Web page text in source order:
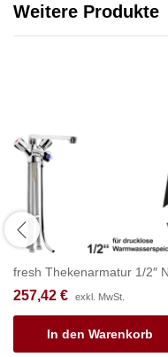
Weitere Produkte
fresh Thekenarmatur 1/2″
257,42 € exkl. MwSt.
In den Warenkorb